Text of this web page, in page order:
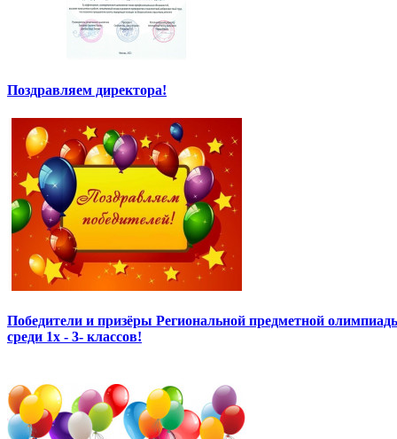
Поздравляем директора!
Победители и призёры Региональной предметной
среди 1х - 3- классов!